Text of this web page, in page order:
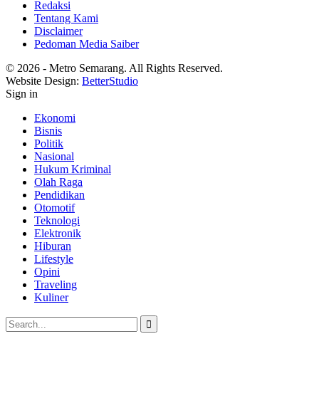
Redaksi
Tentang Kami
Disclaimer
Pedoman Media Saiber
© 2026 - Metro Semarang. All Rights Reserved.
Website Design: BetterStudio
Sign in
Ekonomi
Bisnis
Politik
Nasional
Hukum Kriminal
Olah Raga
Pendidikan
Otomotif
Teknologi
Elektronik
Hiburan
Lifestyle
Opini
Traveling
Kuliner